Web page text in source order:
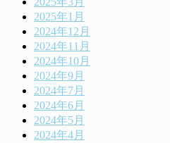
2025年1月
2024年12月
2024年11月
2024年10月
2024年9月
2024年7月
2024年6月
2024年5月
2024年4月